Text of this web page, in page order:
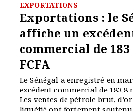
EXPORTATIONS
Exportations : le
affiche un
commercial de
FCFA
Le Sénégal a enregistré en
excédent commercial de 183,8
Les ventes de pétrole brut,
liquéfié ont fortement